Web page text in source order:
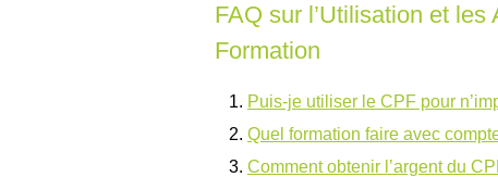
FAQ sur l’Utilisation et
Formation
Puis-je utiliser le CPF pour
Quel formation faire avec
Comment obtenir l’argent du